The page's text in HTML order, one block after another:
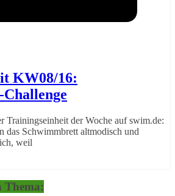
KW08/16:
Trainingseinheit der Woche auf swim.de:
Schwimmbrett altmodisch und
weil
Thema: